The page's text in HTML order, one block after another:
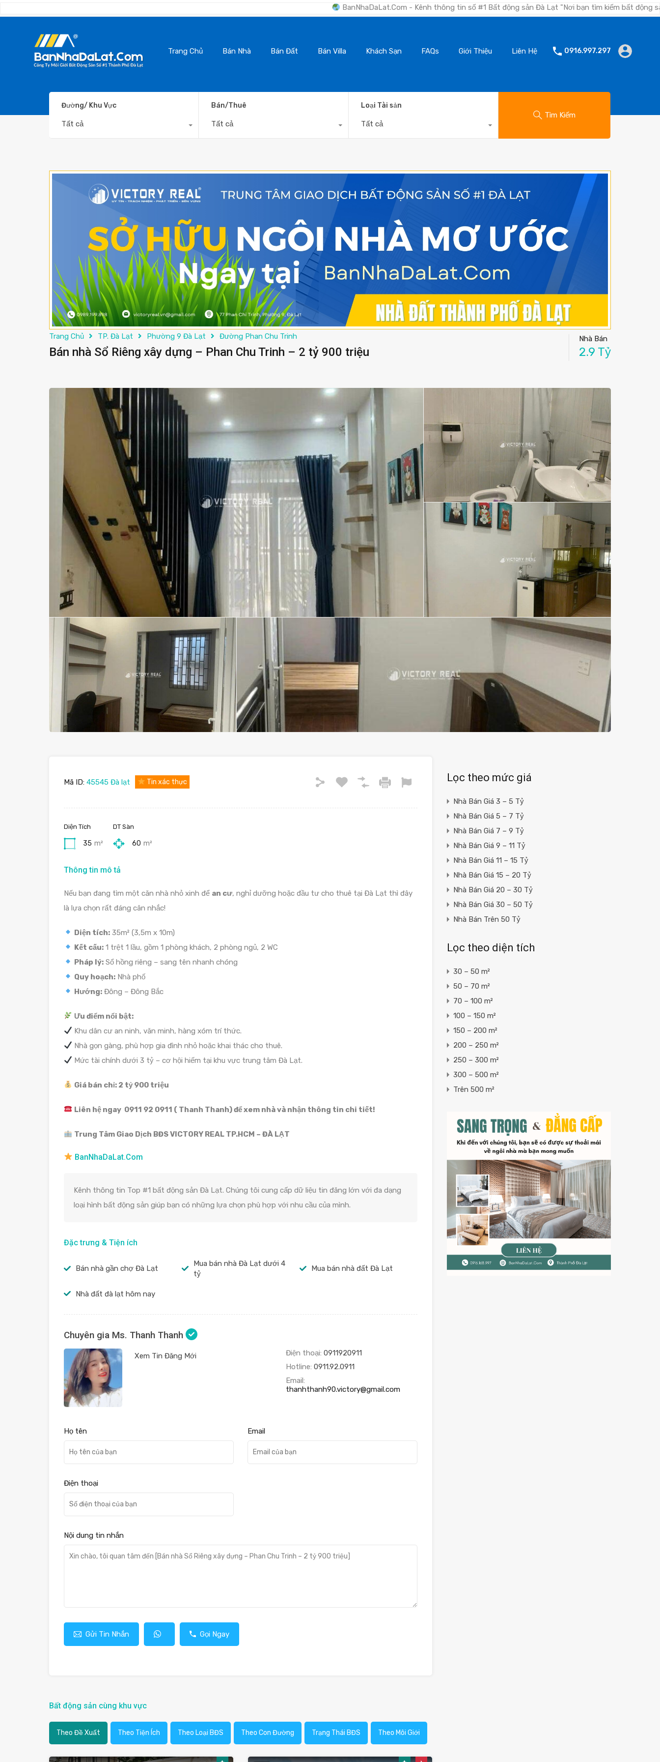
BanNhaDaLat.Com - Kênh thông tin số #1 Bất động sản Đà Lạt "Nơi bạn tìm kiếm bất động sản nhanh
Trang Chủ Bán Nhà Bán Đất Bán Villa Khách Sạn FAQs Giới Thiệu Liên Hệ 0916.997.297
Đường/ Khu Vực
Tất cả
Bán/Thuê
Tất cả
Loại Tài sản
Tất cả
Tìm Kiếm
Trang Chủ TP. Đà Lạt Phường 9 Đà Lạt Đường Phan Chu Trinh
Bán nhà Sổ Riêng xây dựng – Phan Chu Trinh – 2 tỷ 900 triệu
Nhà Bán
2.9 Tỷ
Mã ID: 45545 Đà lạt Tin xác thực
Diện Tích
35 m²
DT Sàn
60 m²
Thông tin mô tả
Nếu bạn đang tìm một căn nhà nhỏ xinh để an cư, nghỉ dưỡng hoặc đầu tư cho thuê tại Đà Lạt thì đây
là lựa chọn rất đáng cân nhắc!
Diện tích: 35m² (3,5m x 10m)
Kết cấu: 1 trệt 1 lầu, gồm 1 phòng khách, 2 phòng ngủ, 2 WC
Pháp lý: Sổ hồng riêng – sang tên nhanh chóng
Quy hoạch: Nhà phố
Hướng: Đông – Đông Bắc
Ưu điểm nổi bật:
Khu dân cư an ninh, văn minh, hàng xóm trí thức.
Nhà gọn gàng, phù hợp gia đình nhỏ hoặc khai thác cho thuê.
Mức tài chính dưới 3 tỷ – cơ hội hiếm tại khu vực trung tâm Đà Lạt.
Giá bán chỉ: 2 tỷ 900 triệu
Liên hệ ngay 0911 92 0911 ( Thanh Thanh) để xem nhà và nhận thông tin chi tiết!
Trung Tâm Giao Dịch BĐS VICTORY REAL TP.HCM – ĐÀ LẠT
BanNhaDaLat.Com
Kênh thông tin Top #1 bất động sản Đà Lạt. Chúng tôi cung cấp dữ liệu tin đăng lớn với đa dạng
loại hình bất động sản giúp bạn có những lựa chọn phù hợp với nhu cầu của mình.
Đặc trưng & Tiện ích
Bán nhà gần chợ Đà Lạt
Mua bán nhà Đà Lạt dưới 4
tỷ
Mua bán nhà đất Đà Lạt
Nhà đất đà lạt hôm nay
Chuyên gia Ms. Thanh Thanh
Xem Tin Đăng Mới Điện thoại: 0911920911
Hotline: 0911.92.0911
Email:
thanhthanh90.victory@gmail.com
Họ tên Email
Điện thoại
Nội dung tin nhắn
Gửi Tin Nhắn Gọi Ngay
Bất động sản cùng khu vực
Theo Đề Xuất Theo Tiện Ích Theo Loại BĐS Theo Con Đường Trạng Thái BĐS Theo Môi Giới
Lọc theo mức giá
Nhà Bán Giá 3 – 5 Tỷ
Nhà Bán Giá 5 – 7 Tỷ
Nhà Bán Giá 7 – 9 Tỷ
Nhà Bán Giá 9 – 11 Tỷ
Nhà Bán Giá 11 – 15 Tỷ
Nhà Bán Giá 15 – 20 Tỷ
Nhà Bán Giá 20 – 30 Tỷ
Nhà Bán Giá 30 – 50 Tỷ
Nhà Bán Trên 50 Tỷ
Lọc theo diện tích
30 – 50 m²
50 – 70 m²
70 – 100 m²
100 – 150 m²
150 – 200 m²
200 – 250 m²
250 – 300 m²
300 – 500 m²
Trên 500 m²